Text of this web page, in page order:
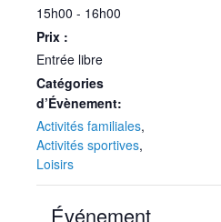
15h00 - 16h00
Prix :
Entrée libre
Catégories
d’Évènement:
Activités familiales,
Activités sportives,
Loisirs
Événement